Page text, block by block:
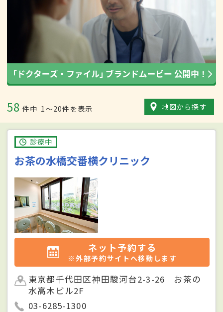
58 件中 1〜20件を表示 地図から探す
診療中
お茶の水橋交番横クリニック
ネット予約する
※外部予約サイトへ移動します
東京都千代田区神田駿河台2-3-26 お茶の
水高木ビル2F
03-6285-1300